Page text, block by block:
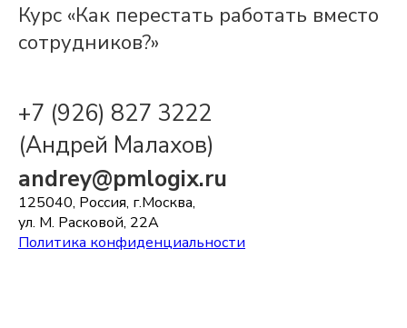
+7 (926) 827 3222
(Андрей Малахов)
andrey@pmlogix.ru
125040, Россия, г.Москва,
ул. М. Расковой, 22А
Политика конфиденциальности
Курс «Как перестать работать вместо
сотрудников?»